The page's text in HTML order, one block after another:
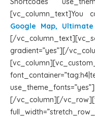
[vc_column_text]You
Google Map,
[/
gradient=”yes”][/
[/vc_column][/